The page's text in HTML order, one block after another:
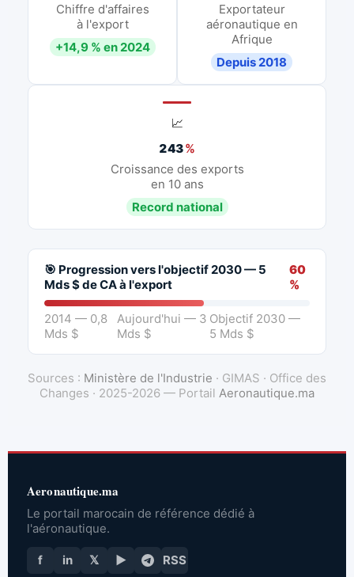
Chiffre d'affaires
à l'export
+14,9 % en 2024
Exportateur
aéronautique en
Afrique
Depuis 2018
📈
243%
Croissance des exports
en 10 ans
Record national
🎯 Progression vers l'objectif 2030 — 5
Mds $ de CA à l'export
60
%
2014 — 0,8
Mds $
Aujourd'hui — 3
Mds $
Objectif 2030 —
5 Mds $
Sources : Ministère de l'Industrie · GIMAS · Office des
Changes · 2025-2026 — Portail Aeronautique.ma
Aeronautique.ma
Le portail marocain de référence dédié à
l'aéronautique.
f in 𝕏 ▶ RSS